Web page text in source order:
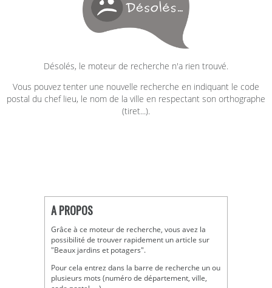
Désolés, le moteur de recherche n'a rien trouvé.
Vous pouvez tenter une nouvelle recherche en indiquant le code
postal du chef lieu, le nom de la ville en respectant son orthographe
(tiret...).
A PROPOS
Grâce à ce moteur de recherche, vous avez la
possibilité de trouver rapidement un article sur
"Beaux jardins et potagers".
Pour cela entrez dans la barre de recherche un ou
plusieurs mots (numéro de département, ville,